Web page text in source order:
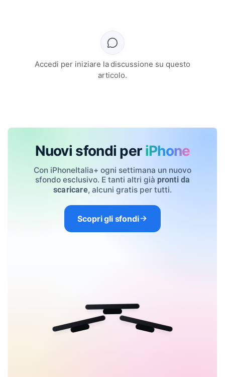
Accedi per iniziare la discussione su questo
articolo.
Nuovi sfondi per iPhone
Con iPhoneItalia+ ogni settimana un nuovo
sfondo esclusivo. E tanti altri già pronti da
scaricare, alcuni gratis per tutti.
Scopri gli sfondi